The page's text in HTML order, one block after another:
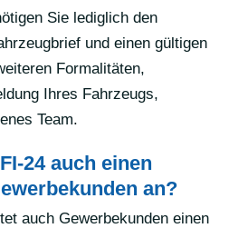
Sie lediglich den
und einen gültigen
Formalitäten,
Ihres Fahrzeugs,
Team.
24 auch einen
an?
auch Gewerbekunden einen